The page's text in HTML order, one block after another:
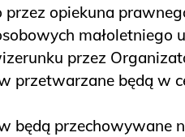
przez opiekuna
małoletniego
przez
przetwarzane będą w
będą przechowywane